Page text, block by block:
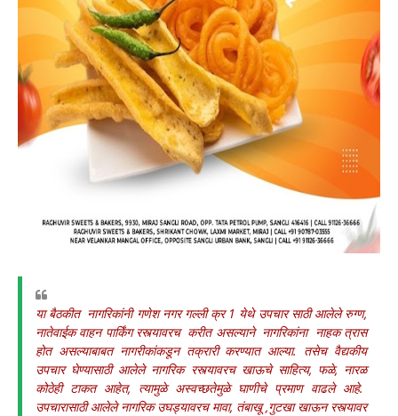
या बैठकीत नागरिकांनी गणेश नगर गल्ली क्र 1 येथे उपचार साठी आलेले रुग्ण,
नातेवाईक वाहन पार्किंग रस्त्यावरच करीत असल्याने नागरिकांना नाहक त्रास
होत असल्याबाबत नागरीकांकडून तक्रारी करण्यात आल्या. तसेच वैद्यकीय
उपचार घेण्यासाठी आलेले नागरिक रस्त्यावरच खाऊचे साहित्य, फळे, नारळ
कोठेही टाकत आहेत, त्यामुळे अस्वच्छतेमुळे घाणीचे प्रमाण वाढले आहे.
उपचारासाठी आलेले नागरिक उघड्यावरच मावा, तंबाखू ,गुटखा खाऊन रस्त्यावर